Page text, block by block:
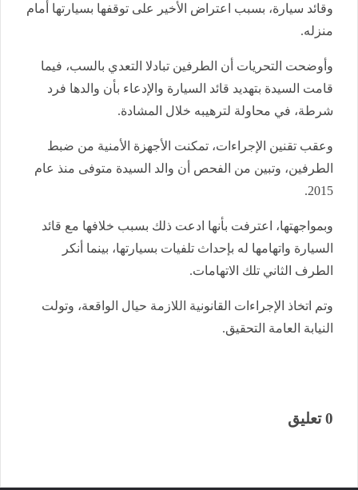
وقائد سيارة، بسبب اعتراض الأخير على توقفها بسيارتها أمام
منزله.
وأوضحت التحريات أن الطرفين تبادلا التعدي بالسب، فيما
قامت السيدة بتهديد قائد السيارة والإدعاء بأن والدها فرد
شرطة، في محاولة لترهيبه خلال المشادة.
وعقب تقنين الإجراءات، تمكنت الأجهزة الأمنية من ضبط
الطرفين، وتبين من الفحص أن والد السيدة متوفى منذ عام
2015.
وبمواجهتها، اعترفت بأنها ادعت ذلك بسبب خلافها مع قائد
السيارة واتهامها له بإحداث تلفيات بسيارتها، بينما أنكر
الطرف الثاني تلك الاتهامات.
وتم اتخاذ الإجراءات القانونية اللازمة حيال الواقعة، وتولت
النيابة العامة التحقيق.
0 تعليق